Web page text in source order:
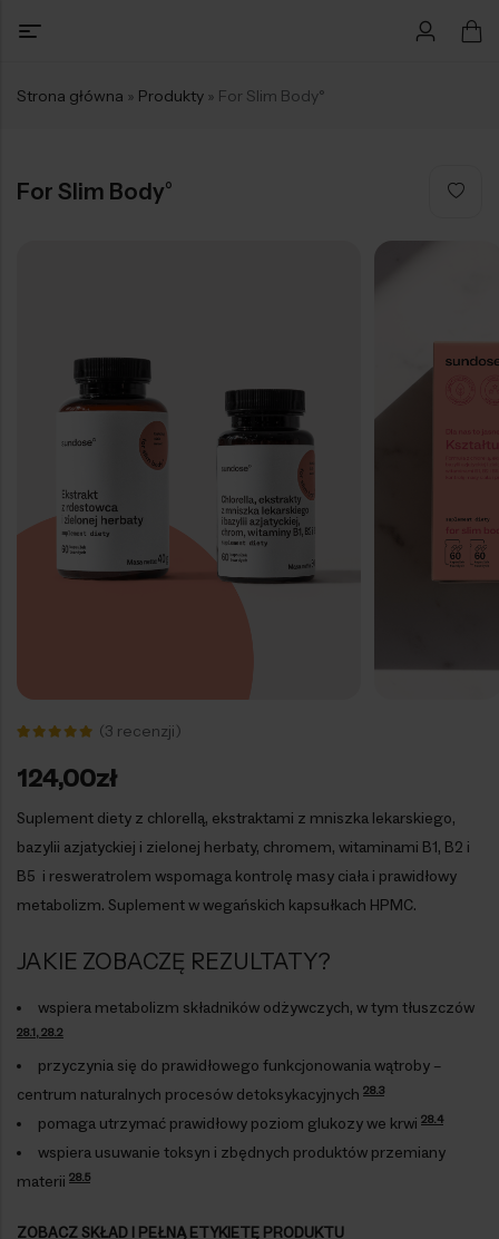
Strona główna » Produkty » For Slim Body°
For Slim Body°
na
podstawie
klientów
(3 recenzji)
124,00zł
Suplement diety z chlorellą, ekstraktami z mniszka lekarskiego,
bazylii azjatyckiej i zielonej herbaty, chromem, witaminami B1, B2 i
B5 i resweratrolem wspomaga kontrolę masy ciała i prawidłowy
metabolizm. Suplement w wegańskich kapsułkach HPMC.
JAKIE ZOBACZĘ REZULTATY?
wspiera metabolizm składników odżywczych, w tym tłuszczów
28.1, 28.2
przyczynia się do prawidłowego funkcjonowania wątroby –
centrum naturalnych procesów detoksykacyjnych 28.3
pomaga utrzymać prawidłowy poziom glukozy we krwi 28.4
wspiera usuwanie toksyn i zbędnych produktów przemiany
materii 28.5
ZOBACZ SKŁAD I PEŁNĄ ETYKIETĘ PRODUKTU